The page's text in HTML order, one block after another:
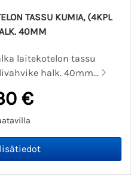
TASSU KUMIA, (4KPL
40MM
laitekotelon tassu
halk. 40mm...
€